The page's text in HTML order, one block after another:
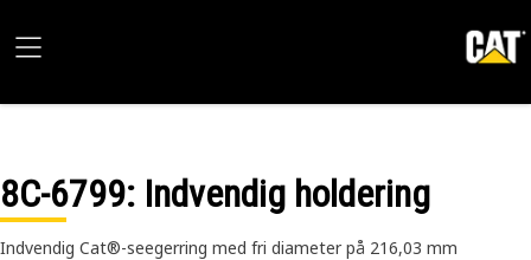
8C-6799: Indvendig holdering
Indvendig Cat®-seegerring med fri diameter på 216,03 mm